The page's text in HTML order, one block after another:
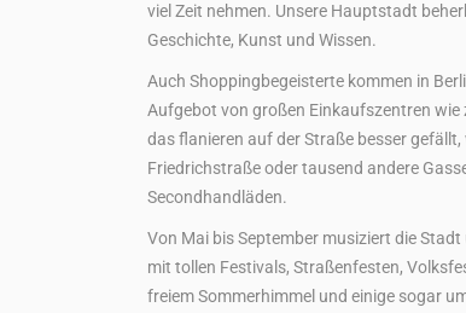
viel Zeit nehmen. Unsere Hauptstadt
Geschichte, Kunst und Wissen.
Auch Shoppingbegeisterte kommen in
Aufgebot von großen Einkaufszentren wie
das flanieren auf der Straße besser
Friedrichstraße oder tausend andere
Secondhandläden.
Von Mai bis September musiziert die
mit tollen Festivals, Straßenfesten,
freiem Sommerhimmel und einige sogar